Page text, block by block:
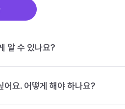
알 수 있나요?
어요. 어떻게 해야 하나요?